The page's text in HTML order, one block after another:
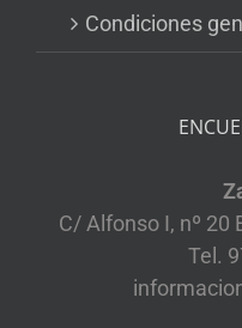
Condiciones
C/ Alfonso I, nº 20
Tel.